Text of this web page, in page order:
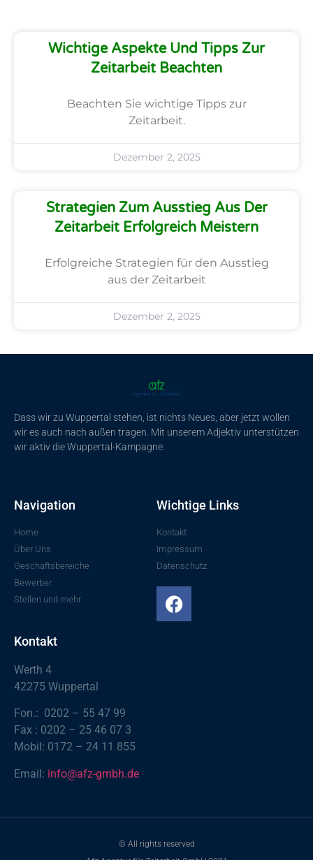
Wichtige Aspekte Und Tipps Zur
Zeitarbeit Beachten
Beachten Sie wichtige Tipps zur
Zeitarbeit.
Dezember 2, 2025
Strategien Zum Ausstieg Aus Der
Zeitarbeit Erfolgreich Meistern
Erfolgreiche Strategien für den Ausstieg
aus der Zeitarbeit
Dezember 2, 2025
Dass wir zu Wuppertal stehen, ist nichts Neues, aber jetzt wollen
wir es auch nach außen tragen. Mit unserem Adjektiv unterstützen
wir aktiv die Wuppertal-Kampagne.
Navigation
Home
Über Uns
Geschäftsbereiche
Bewerber
Stellen und mehr
Wichtige Links
Kontakt
Impressum
Datenschutz
Kontakt
Werth 4
42275 Wuppertal
Fon.: 0202 – 55 47 99
Fax : 0202 – 25 46 07 3
Mobil: 0172 – 24 11 855
Email: info@afz-gmbh.de
© All rights reserved